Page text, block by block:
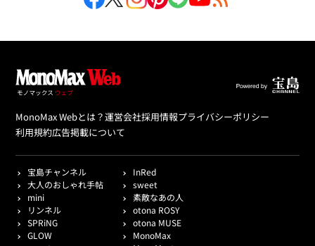
MonoMax Webとは？運営会社採用情報プライバシーポリシー
利用規約広告掲載について
宝島チャンネル
InRed
大人のおしゃれ手帖
sweet
mini
素敵なあの人
リンネル
otona ROSY
SPRiNG
otona MUSE
GLOW
MonoMax